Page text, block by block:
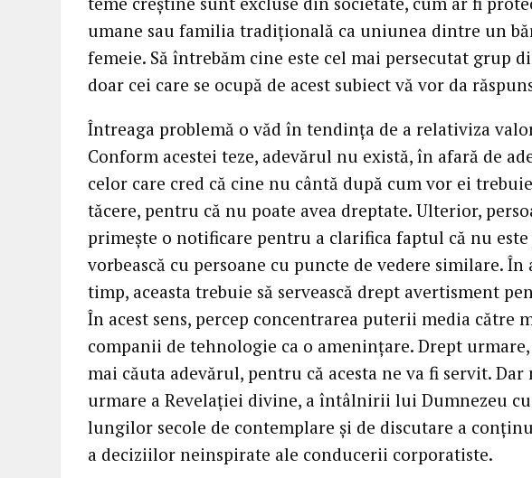
umane sau familia tradițională ca uniunea dintre un
femeie. Să întrebăm cine este cel mai persecutat grup
doar cei care se ocupă de acest subiect vă vor da
Întreaga problemă o văd în tendința de a relativiza
Conform acestei teze, adevărul nu există, în afară de
celor care cred că cine nu cântă după cum vor ei
tăcere, pentru că nu poate avea dreptate. Ulterior,
primește o notificare pentru a clarifica faptul că nu
vorbească cu persoane cu puncte de vedere similare. În
timp, aceasta trebuie să servească drept avertisment
În acest sens, percep concentrarea puterii media către
companii de tehnologie ca o amenințare. Drept
mai căuta adevărul, pentru că acesta ne va fi servit. Dar
urmare a Revelației divine, a întâlnirii lui Dumnezeu
lungilor secole de contemplare și de discutare a
a deciziilor neinspirate ale conducerii corporatiste.